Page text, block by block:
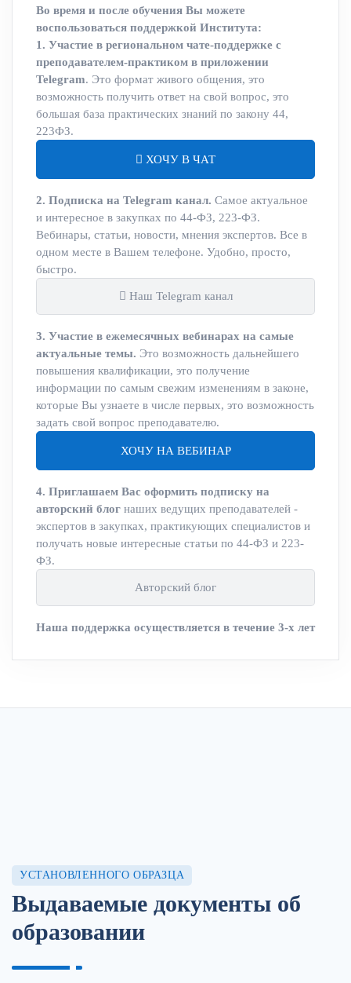
Во время и после обучения Вы можете
воспользоваться поддержкой Института:
1. Участие в региональном чате-поддержке с
преподавателем-практиком в приложении
Telegram. Это формат живого общения, это
возможность получить ответ на свой вопрос, это
большая база практических знаний по закону 44,
223ФЗ.
ХОЧУ В ЧАТ
2. Подписка на Telegram канал. Самое актуальное
и интересное в закупках по 44-ФЗ, 223-ФЗ.
Вебинары, статьи, новости, мнения экспертов. Все в
одном месте в Вашем телефоне. Удобно, просто,
быстро.
Наш Telegram канал
3. Участие в ежемесячных вебинарах на самые
актуальные темы. Это возможность дальнейшего
повышения квалификации, это получение
информации по самым свежим изменениям в законе,
которые Вы узнаете в числе первых, это возможность
задать свой вопрос преподавателю.
ХОЧУ НА ВЕБИНАР
4. Приглашаем Вас оформить подписку на
авторский блог наших ведущих преподавателей -
экспертов в закупках, практикующих специалистов и
получать новые интересные статьи по 44-ФЗ и 223-
ФЗ.
Авторский блог
Наша поддержка осуществляется в течение 3-х лет
УСТАНОВЛЕННОГО ОБРАЗЦА
Выдаваемые документы об
образовании